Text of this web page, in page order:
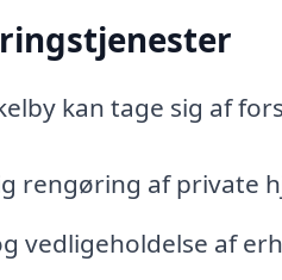
kan tage sig af
rengøring af private
vedligeholdelse af